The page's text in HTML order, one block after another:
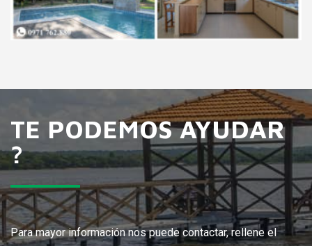
TE PODEMOS AYUDAR
?
Para mayor información nos puede contactar, rellene el